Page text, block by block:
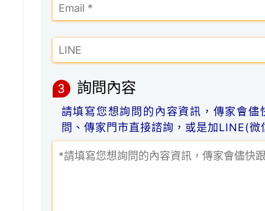
3 詢問內容
請填寫您想詢問的內容資訊，傳家會
問、傳家門市直接諮詢，或是加LINE(微